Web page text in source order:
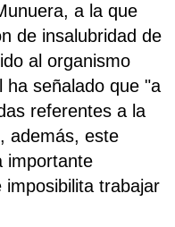
a la que
de insalubridad de
al organismo
ha señalado que "a
referentes a la
además, este
importante
imposibilita trabajar